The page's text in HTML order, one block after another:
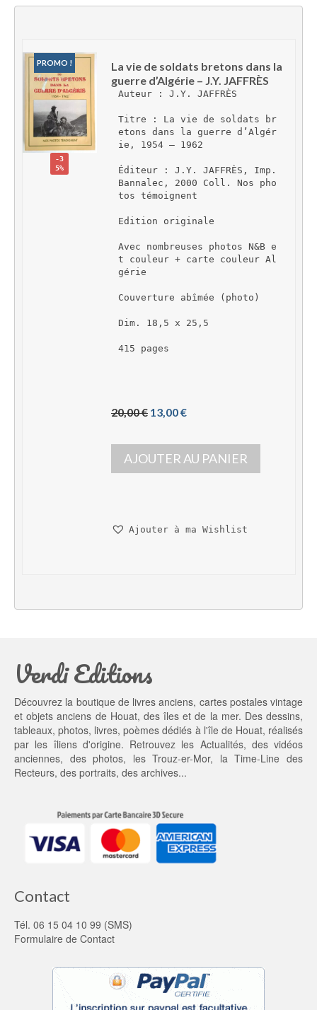
PROMO !
-3
5%
La vie de soldats bretons dans la
guerre d’Algérie – J.Y. JAFFRÈS
Auteur : J.Y. JAFFRÈS
Titre : La vie de soldats br
etons dans la guerre d’Algér
ie, 1954 – 1962
Éditeur : J.Y. JAFFRÈS, Imp.
Bannalec, 2000 Coll. Nos pho
tos témoignent
Edition originale
Avec nombreuses photos N&B e
t couleur + carte couleur Al
gérie
Couverture abîmée (photo)
Dim. 18,5 x 25,5
415 pages
20,00 € L
p
r
i
i
é
t :
0,
0
0 €.
13,00 €L
p
r
i
t
s
AJOUTER AU PANIER
Ajouter à ma Wishlist
Verdi Editions
Découvrez la boutique de livres anciens, cartes postales vintage
et objets anciens de Houat, des îles et de la mer. Des dessins,
tableaux, photos, livres, poèmes dédiés à l'île de Houat, réalisés
par les îliens d'origine. Retrouvez les Actualités, des vidéos
anciennes, desphotos, lesTrouz-er-Mor, laTime-Line des
Recteurs, des portraits, des archives...
Contact
Tél. 06 15 04 10 99 (SMS)
Formulaire de Contact